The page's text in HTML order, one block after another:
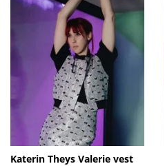
Katerin Theys Valerie vest